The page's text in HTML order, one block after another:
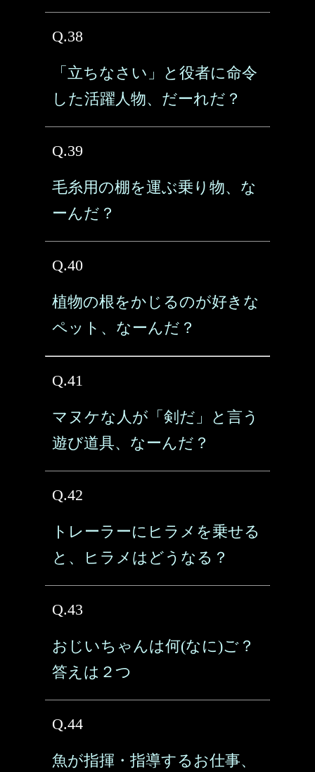
Q.38
「立ちなさい」と役者に命令
した活躍人物、だーれだ？
Q.39
毛糸用の棚を運ぶ乗り物、な
ーんだ？
Q.40
植物の根をかじるのが好きな
ペット、なーんだ？
Q.41
マヌケな人が「剣だ」と言う
遊び道具、なーんだ？
Q.42
トレーラーにヒラメを乗せる
と、ヒラメはどうなる？
Q.43
おじいちゃんは何(なに)ご？
答えは２つ
Q.44
魚が指揮・指導するお仕事、